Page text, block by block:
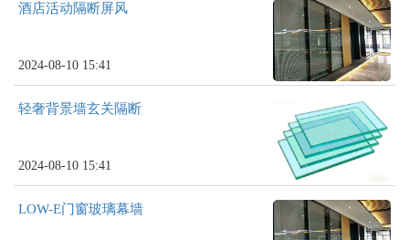
酒店活动隔断屏风
2024-08-10 15:41
轻奢背景墙玄关隔断
2024-08-10 15:41
LOW-E门窗玻璃幕墙